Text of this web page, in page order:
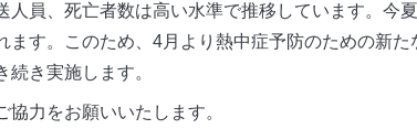
員、死亡者数は高い水準で推移しています。今
す。このため、 4月より熱中症予防のための新
き実施します。
力をお願いいたします。